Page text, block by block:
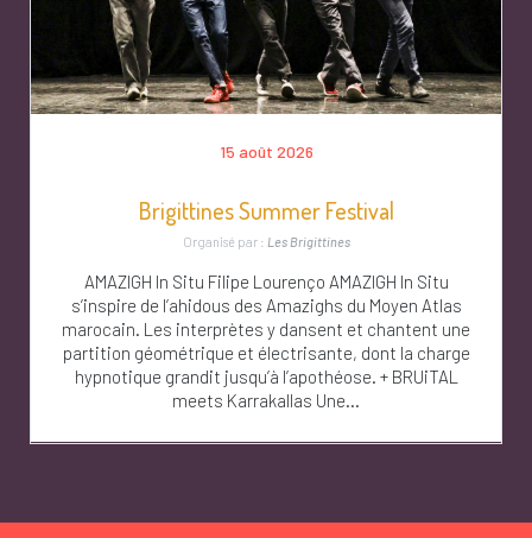
15 août 2026
Brigittines Summer Festival
Organisé par : Les Brigittines
AMAZIGH In Situ Filipe Lourenço AMAZIGH In Situ
s’inspire de l’ahidous des Amazighs du Moyen Atlas
marocain. Les interprètes y dansent et chantent une
partition géométrique et électrisante, dont la charge
hypnotique grandit jusqu’à l’apothéose. + BRUiTAL
meets Karrakallas Une...